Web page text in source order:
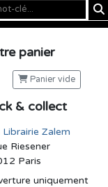
panier
Panier vide
& collect
Librairie Zalem
Riesener
Paris
uniquement